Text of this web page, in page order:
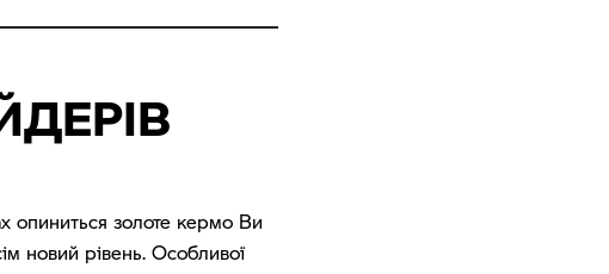
опиниться золоте кермо Ви
новий рівень. Особливої